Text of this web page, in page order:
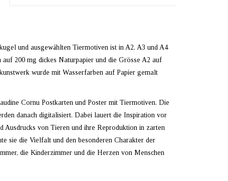
und ausgewählten Tiermotiven ist in A2, A3 und A4
200 mg dickes Naturpapier und die Grösse A2 auf
wurde mit Wasserfarben auf Papier gemalt
Cornu Postkarten und Poster mit Tiermotiven. Die
danach digitalisiert. Dabei lauert die Inspiration vor
Ausdrucks von Tieren und ihre Reproduktion in zarten
sie die Vielfalt und den besonderen Charakter der
die Kinderzimmer und die Herzen von Menschen